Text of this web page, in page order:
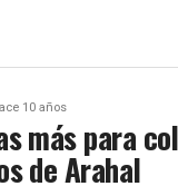
10 años
más para
de Arahal